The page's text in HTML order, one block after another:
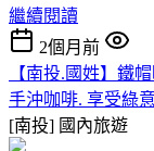
繼續閱讀
2個月前
【南投.國姓】鐵
手沖咖啡. 享受綠
[南投] 國內旅遊